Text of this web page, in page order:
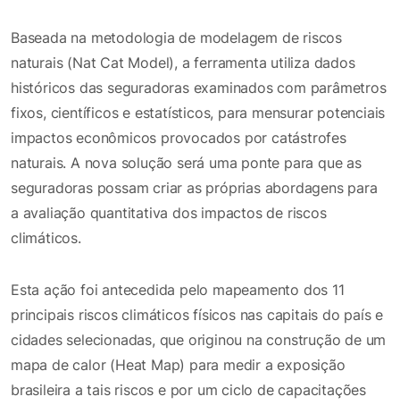
Baseada na metodologia de modelagem de riscos
naturais (Nat Cat Model), a ferramenta utiliza dados
históricos das seguradoras examinados com parâmetros
fixos, científicos e estatísticos, para mensurar potenciais
impactos econômicos provocados por catástrofes
naturais. A nova solução será uma ponte para que as
seguradoras possam criar as próprias abordagens para
a avaliação quantitativa dos impactos de riscos
climáticos.
Esta ação foi antecedida pelo mapeamento dos 11
principais riscos climáticos físicos nas capitais do país e
cidades selecionadas, que originou na construção de um
mapa de calor (Heat Map) para medir a exposição
brasileira a tais riscos e por um ciclo de capacitações